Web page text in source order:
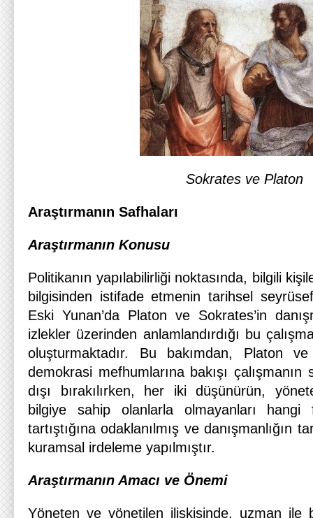
Sokrates ve Platon
Araştırmanın Safhaları
Araştırmanın Konusu
Politikanın yapılabilirliği noktasında, bilgili
bilgisinden istifade etmenin tarihsel
Eski Yunan’da Platon ve Sokrates’in
izlekler üzerinden anlamlandırdığı bu
oluşturmaktadır. Bu bakımdan, Platon
demokrasi mefhumlarına bakışı çalışmanın
dışı bırakılırken, her iki düşünürün,
bilgiye sahip olanlarla olmayanları hangi
tartıştığına odaklanılmış ve danışmanlığın
kuramsal irdeleme yapılmıştır.
Araştırmanın Amacı ve Önemi
Yöneten ve yönetilen ilişkisinde, uzman ile